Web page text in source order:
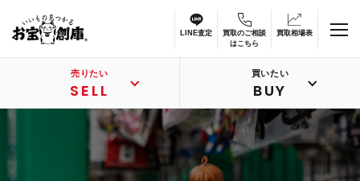
LINE査定
買取のご相談
はこちら
買取相場表
売りたい
SELL
買いたい
BUY